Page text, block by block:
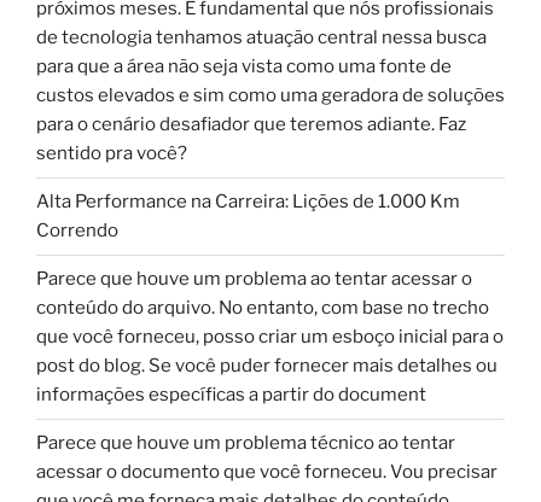
próximos meses. É fundamental que nós profissionais
de tecnologia tenhamos atuação central nessa busca
para que a área não seja vista como uma fonte de
custos elevados e sim como uma geradora de soluções
para o cenário desafiador que teremos adiante. Faz
sentido pra você?
Alta Performance na Carreira: Lições de 1.000 Km
Correndo
Parece que houve um problema ao tentar acessar o
conteúdo do arquivo. No entanto, com base no trecho
que você forneceu, posso criar um esboço inicial para o
post do blog. Se você puder fornecer mais detalhes ou
informações específicas a partir do document
Parece que houve um problema técnico ao tentar
acessar o documento que você forneceu. Vou precisar